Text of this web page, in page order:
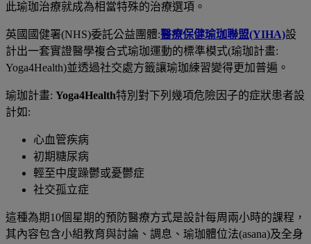
此瑜珈治療就成為相當特殊的治療選項。
英國國健署(NHS)委託公益團體:醫療保健瑜珈聯盟(YIHA)設
計出一套實證醫學複合式瑜珈運動的標準模式(瑜珈計畫:
Yoga4Health)並透過社交處方籤讓瑜珈練習變得更加普遍。
瑜珈計畫: Yoga4Health特別對下列幾項危險因子的症狀患者設
計如:
心血管疾病
初期糖尿病
輕至中度躁鬱或憂鬱症
社交孤立症
這種為期10個星期的預防醫療方式是設計每周兩小時的課程，
其內容包含小組教育與討論、調息、瑜珈體位法(asana)及全身